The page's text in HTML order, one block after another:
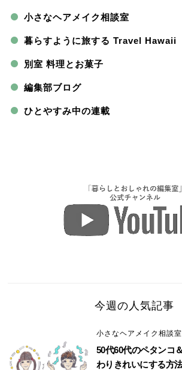
小さなヘアメイク相談室
暮らすように旅する Travel Hawaii
別室 料理とお菓子
編集部ブログ
ひとやすみ中の連載
今週の人気記事
小さなヘアメイク相談室
50代60代のペタンコ
わりきれいにする方